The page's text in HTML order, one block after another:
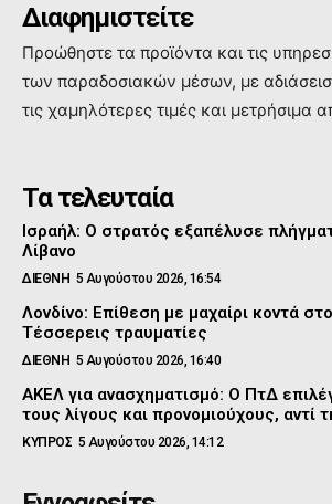
Διαφημιστείτε
Προώθηστε τα προϊόντα και τις
των παραδοσιακών μέσων, με
τις χαμηλότερες τιμές και μετρήσιμα
Τα τελευταία
Ισραήλ: Ο στρατός εξαπέλυσε
Λίβανο
ΔΙΕΘΝΗ 5 Αυγούστου 2026, 16:54
Λονδίνο: Επίθεση με μαχαίρι κοντά
Τέσσερεις τραυματίες
ΔΙΕΘΝΗ 5 Αυγούστου 2026, 16:40
ΑΚΕΛ για ανασχηματισμό: Ο ΠτΔ
τους λίγους και προνομιούχους, αντί
ΚΥΠΡΟΣ 5 Αυγούστου 2026, 14:12